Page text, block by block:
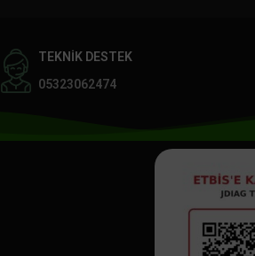
TEKNİK DESTEK
05323062474